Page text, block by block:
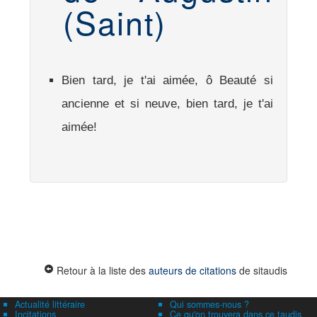
(Saint)
Bien tard, je t'ai aimée, ô Beauté si
ancienne et si neuve, bien tard, je t'ai
aimée!
Retour à la liste des auteurs de citations de sitaudis
Actualité littéraire Qui sommes-nous ?